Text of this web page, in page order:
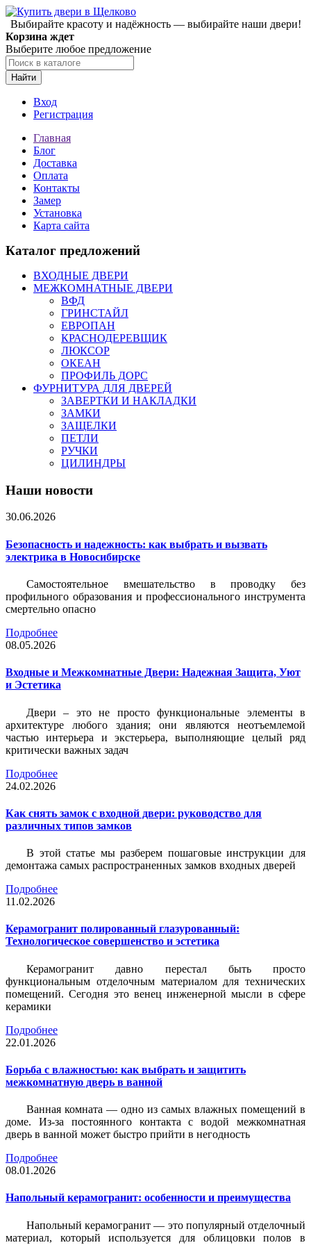
Выбирайте красоту и надёжность — выбирайте наши двери!
Корзина ждет
Выберите любое предложение
Найти
Вход
Регистрация
Главная
Блог
Доставка
Оплата
Контакты
Замер
Установка
Карта сайта
Каталог предложений
ВХОДНЫЕ ДВЕРИ
МЕЖКОМНАТНЫЕ ДВЕРИ
ВФД
ГРИНСТАЙЛ
ЕВРОПАН
КРАСНОДЕРЕВЩИК
ЛЮКСОР
ОКЕАН
ПРОФИЛЬ ДОРС
ФУРНИТУРА ДЛЯ ДВЕРЕЙ
ЗАВЕРТКИ И НАКЛАДКИ
ЗАМКИ
ЗАЩЕЛКИ
ПЕТЛИ
РУЧКИ
ЦИЛИНДРЫ
Наши новости
30.06.2026
Безопасность и надежность: как выбрать и вызвать
электрика в Новосибирске
Самостоятельное вмешательство в проводку без
профильного образования и профессионального инструмента
смертельно опасно
Подробнее
08.05.2026
Входные и Межкомнатные Двери: Надежная Защита, Уют
и Эстетика
Двери – это не просто функциональные элементы в
архитектуре любого здания; они являются неотъемлемой
частью интерьера и экстерьера, выполняющие целый ряд
критически важных задач
Подробнее
24.02.2026
Как снять замок с входной двери: руководство для
различных типов замков
В этой статье мы разберем пошаговые инструкции для
демонтажа самых распространенных замков входных дверей
Подробнее
11.02.2026
Керамогранит полированный глазурованный:
Технологическое совершенство и эстетика
Керамогранит давно перестал быть просто
функциональным отделочным материалом для технических
помещений. Сегодня это венец инженерной мысли в сфере
керамики
Подробнее
22.01.2026
Борьба с влажностью: как выбрать и защитить
межкомнатную дверь в ванной
Ванная комната — одно из самых влажных помещений в
доме. Из-за постоянного контакта с водой межкомнатная
дверь в ванной может быстро прийти в негодность
Подробнее
08.01.2026
Напольный керамогранит: особенности и преимущества
Напольный керамогранит — это популярный отделочный
материал, который используется для облицовки полов в